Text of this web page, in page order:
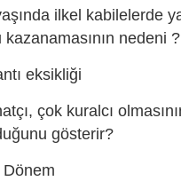
ilkel kabilelerde
nedeni ?
eksikliği
çok kuralcı
gösterir?